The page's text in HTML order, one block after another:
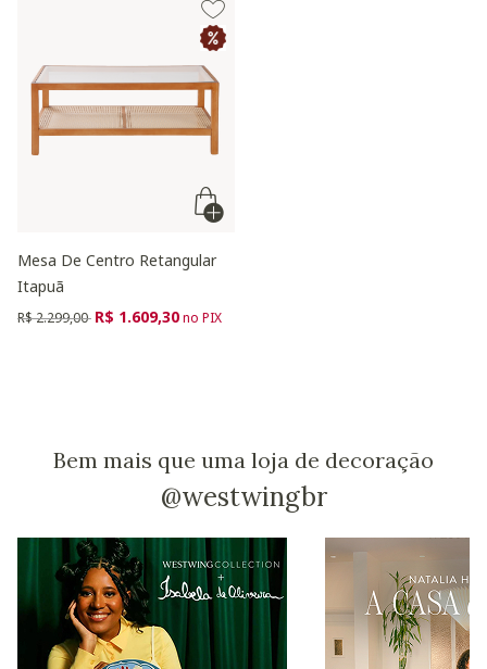
Mesa De Centro Retangular
Itapuã
Preço reduzido de
R$ 2.299,00 para
R$ 1.609,30no PIX
Bem mais que uma loja de decoração
@westwingbr